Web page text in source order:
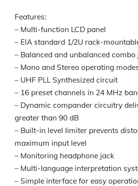
Features:
– Multi-function LCD panel
– EIA standard 1/2U rack-
– Balanced and unbalanced combo
– Mono and Stereo operating
– UHF PLL Synthesized circuit
– 16 preset channels in 24 MHz
– Dynamic compander circuitry
greater than 90 dB
– Built-in level limiter prevents
maximum input level
– Monitoring headphone jack
– Multi-language interpretation
– Simple interface for easy